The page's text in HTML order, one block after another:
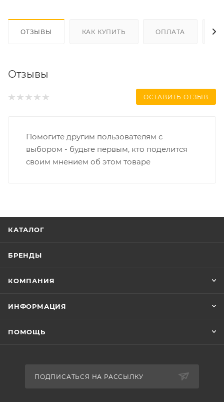
ОТЗЫВЫ КАК КУПИТЬ ОПЛАТА
Отзывы
ОСТАВИТЬ ОТЗЫВ
Помогите другим пользователям с
выбором - будьте первым, кто поделится
своим мнением об этом товаре
КАТАЛОГ
БРЕНДЫ
КОМПАНИЯ
ИНФОРМАЦИЯ
ПОМОЩЬ
ПОДПИСАТЬСЯ НА РАССЫЛКУ